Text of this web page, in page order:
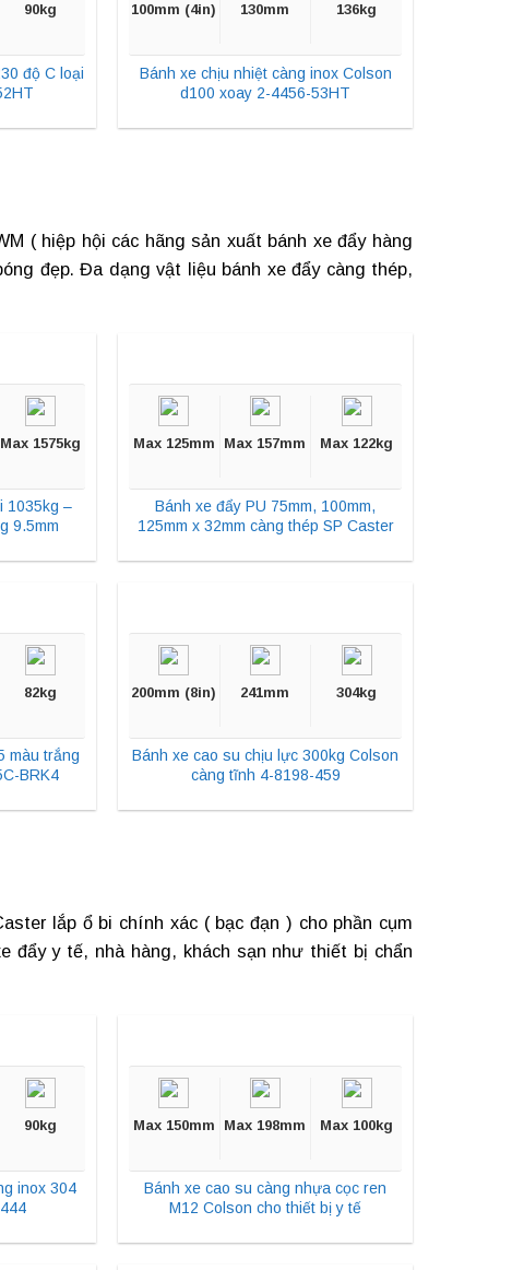
90kg
độ C loại
100mm (4in) 130mm 136kg
Bánh xe chịu nhiệt càng inox Colson
d100 xoay 2-4456-53HT
( hiệp hội các hãng sản xuất bánh xe đẩy hàng
đẹp. Đa dạng vật liệu bánh xe đẩy càng thép,
Max 1575kg
1035kg –
9.5mm
Max 125mm Max 157mm Max 122kg
Bánh xe đẩy PU 75mm, 100mm,
125mm x 32mm càng thép SP Caster
82kg
màu trắng
BRK4
200mm (8in) 241mm 304kg
Bánh xe cao su chịu lực 300kg Colson
càng tĩnh 4-8198-459
lắp ổ bi chính xác ( bạc đạn ) cho phần cụm
đẩy y tế, nhà hàng, khách sạn như thiết bị chẩn
90kg
inox 304
Max 150mm Max 198mm Max 100kg
Bánh xe cao su càng nhựa cọc ren
M12 Colson cho thiết bị y tế